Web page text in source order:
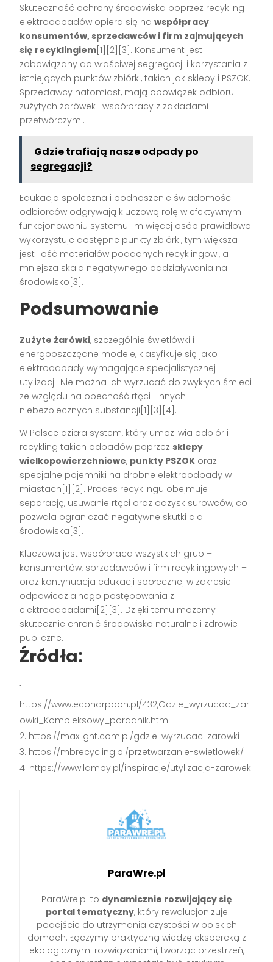
Skuteczność ochrony środowiska poprzez recykling
elektroodpadów opiera się nawspółpracy
konsumentów, sprzedawców i firm zajmujących
się recyklingiem [1][2][3]. Konsument jest
zobowiązany do właściwej segregacji i korzystania z
istniejących punktów zbiórki, takich jak sklepy i PSZOK.
Sprzedawcy natomiast, mają obowiązek odbioru
zużytych żarówek i współpracy z zakładami
przetwórczymi.
Gdzie trafiają nasze odpady po
segregacji?
Edukacja społeczna i podnoszenie świadomości
odbiorców odgrywają kluczową rolę w efektywnym
funkcjonowaniu systemu. Im więcej osób prawidłowo
wykorzystuje dostępne punkty zbiórki, tym większa
jest ilość materiałów poddanych recyklingowi, a
mniejsza skala negatywnego oddziaływania na
środowisko[3].
Podsumowanie
Zużyte żarówki, szczególnie świetlówki i
energooszczędne modele, klasyfikuje się jako
elektroodpady wymagające specjalistycznej
utylizacji. Nie można ich wyrzucać do zwykłych śmieci
ze względu na obecność rtęci i innych
niebezpiecznych substancji[1][3][4].
W Polsce działa system, który umożliwia odbiór i
recykling takich odpadów poprzez sklepy
wielkopowierzchniowe, punkty PSZOK oraz
specjalne pojemniki na drobne elektroodpady w
miastach[1][2]. Proces recyklingu obejmuje
separację, usuwanie rtęci oraz odzysk surowców, co
pozwala ograniczać negatywne skutki dla
środowiska[3].
Kluczowa jest współpraca wszystkich grup –
konsumentów, sprzedawców i firm recyklingowych –
oraz kontynuacja edukacji społecznej w zakresie
odpowiedzialnego postępowania z
elektroodpadami[2][3]. Dzięki temu możemy
skutecznie chronić środowisko naturalne i zdrowie
publiczne.
Źródła:
https://www.ecoharpoon.pl/432,Gdzie_wyrzucac_zar
owki_Kompleksowy_poradnik.html
https://maxlight.com.pl/gdzie-wyrzucac-zarowki
https://mbrecycling.pl/przetwarzanie-swietlowek/
https://www.lampy.pl/inspiracje/utylizacja-zarowek
ParaWre.pl
ParaWre.pl to dynamicznie rozwijający się
portal tematyczny, który rewolucjonizuje
podejście do utrzymania czystości w polskich
domach. Łączymy praktyczną wiedzę ekspercką z
ekologicznymi rozwiązaniami, tworząc przestrzeń,